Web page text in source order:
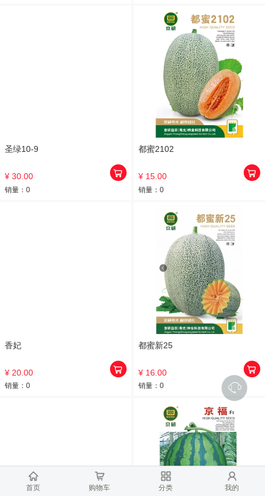
圣绿10-9
¥ 30.00
销量： 0
都蜜2102
¥ 15.00
销量： 0
香妃
¥ 20.00
销量： 0
都蜜新25
¥ 16.00
销量： 0
首页 购物车 分类 我的